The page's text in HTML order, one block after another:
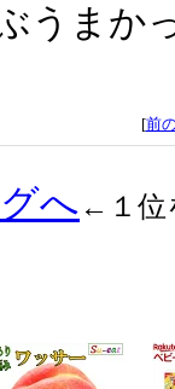
うまか
[前
へ ←１位